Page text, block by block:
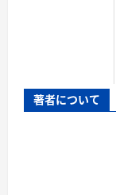
著者について